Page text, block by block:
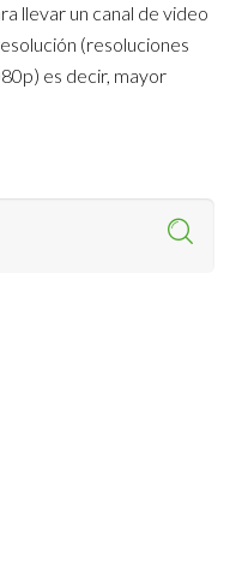
llevar un canal de video
(resoluciones
es decir, mayor